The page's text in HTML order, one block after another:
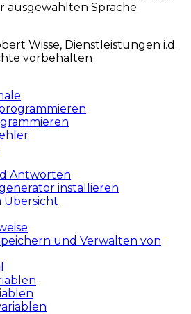
ausgewählten Sprache
Wisse, Dienstleistungen i.d.
vorbehalten
Antworten
installieren
Übersicht
und Verwalten von